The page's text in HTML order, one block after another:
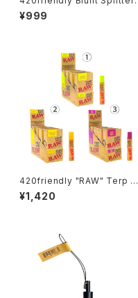
Pro｜ブラント専用2WAYカッタ
ー（キーホルダー付き）
¥999
420friendly "RAW" Terp ス
プレー ボトル
¥1,420